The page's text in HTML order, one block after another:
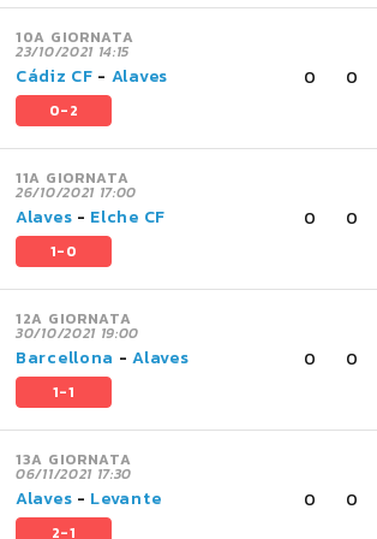
10A GIORNATA
23/10/2021 14:15
Cádiz CF - Alaves
0-2
0 0
11A GIORNATA
26/10/2021 17:00
Alaves - Elche CF
1-0
0 0
12A GIORNATA
30/10/2021 19:00
Barcellona -Alaves
1-1
0 0
13A GIORNATA
06/11/2021 17:30
Alaves - Levante
2-1
0 0